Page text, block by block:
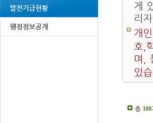
발전기금현황
행정정보공개
게
리
개
호,
며,
있
총 108